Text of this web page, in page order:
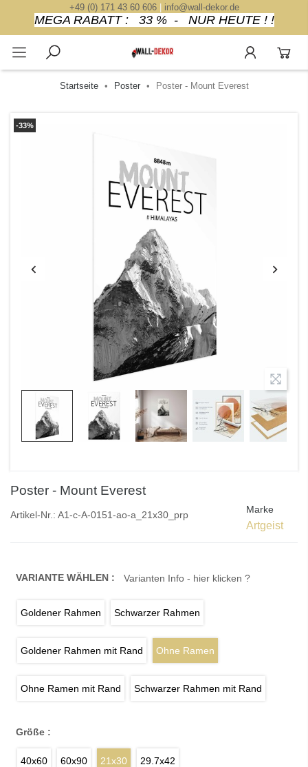
+49 (0) 171 43 60 606| info@wall-dekor.de
MEGA RABATT : 33 % - NUR HEUTE ! !
Startseite Poster Poster - Mount Everest
-33%
Poster - Mount Everest
Artikel-Nr.: A1-c-A-0151-ao-a_21x30_prp Marke
Artgeist
VARIANTE WÄHLEN : Varianten Info - hier klicken ?
Goldener Rahmen Schwarzer Rahmen
Goldener Rahmen mit Rand Ohne Ramen
Ohne Ramen mit Rand Schwarzer Rahmen mit Rand
Größe :
40x60 60x90 21x30 29.7x42